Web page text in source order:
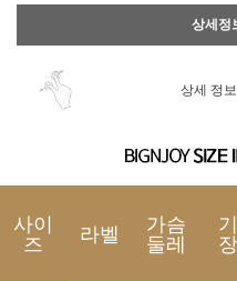
상세정
상세 정
사이
즈
라벨
가슴
둘레
기
장